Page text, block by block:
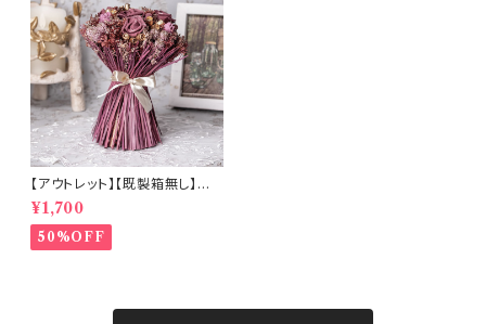
【アウトレット】【既製箱無し】ロ
ーズが主役のドライフラワーブ
ーケ (b8527)
¥1,700
50%OFF